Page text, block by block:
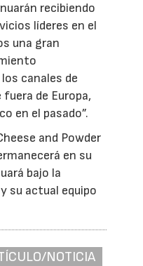
recibiendo
líderes en el
una gran
canales de
de Europa,
en el pasado”.
and Powder
en su
bajo la
su actual equipo
NOTICIA